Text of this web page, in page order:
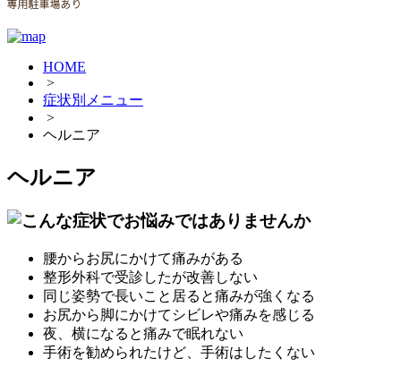
HOME
>
症状別メニュー
>
ヘルニア
ヘルニア
腰からお尻にかけて痛みがある
整形外科で受診したが改善しない
同じ姿勢で長いこと居ると痛みが強くなる
お尻から脚にかけてシビレや痛みを感じる
夜、横になると痛みで眠れない
手術を勧められたけど、手術はしたくない